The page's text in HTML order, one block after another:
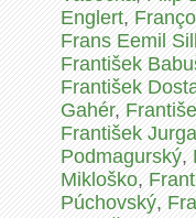
Englert,
Frans Eemil
František
František
Gahér,
František Jurga
Podmagurský,
Mikloško,
Púchovský,